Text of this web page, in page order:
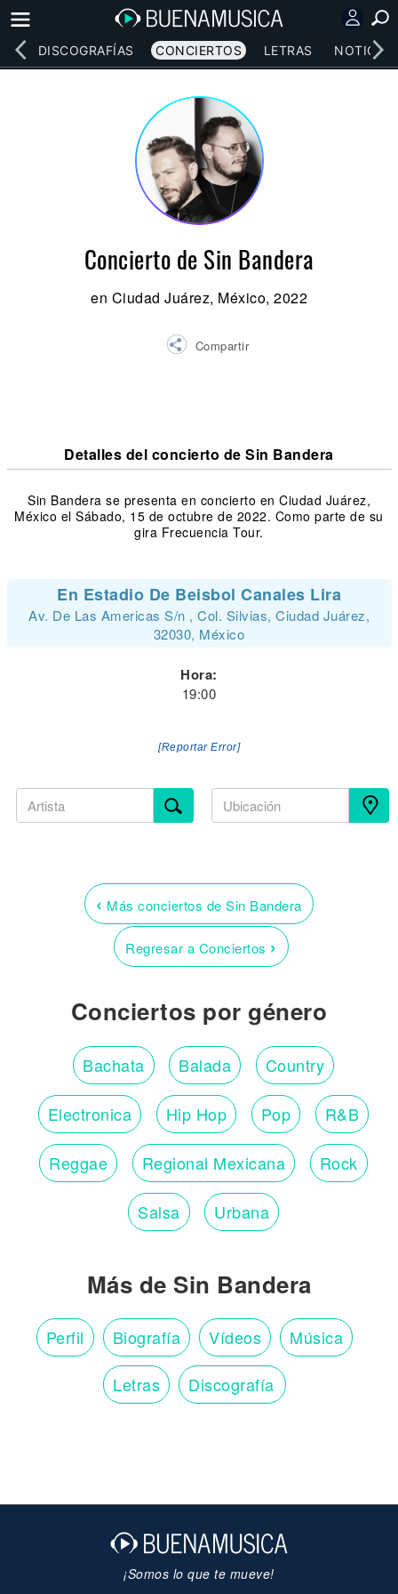
DISCOGRAFÍAS CONCIERTOS LETRAS NOTICIAS
Concierto de Sin Bandera
en Ciudad Juárez, México, 2022
Compartir
Detalles del concierto de Sin Bandera
Sin Bandera se presenta en concierto en Ciudad Juárez,
México el Sábado, 15 de octubre de 2022. Como parte de su
gira Frecuencia Tour.
En Estadio De Beisbol Canales Lira
Av. De Las Americas S/n , Col. Silvias, Ciudad Juárez,
32030, México
Hora:
19:00
[Reportar Error]
‹ Más conciertos de Sin Bandera
Regresar a Conciertos ›
Conciertos por género
Bachata Balada Country
Electronica Hip Hop Pop R&B
Reggae Regional Mexicana Rock
Salsa Urbana
Más de Sin Bandera
Perfil Biografía Vídeos Música
Letras Discografía
¡Somos lo que te mueve!